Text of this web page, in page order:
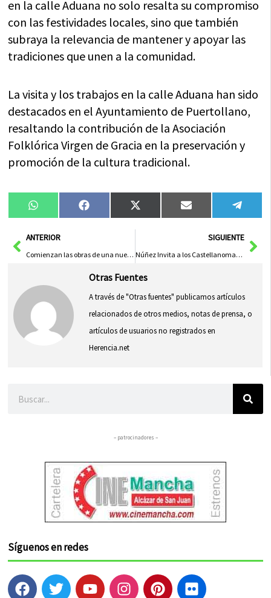
en la calle Aduana no solo resalta su compromiso
con las festividades locales, sino que también
subraya la relevancia de mantener y apoyar las
tradiciones que unen a la comunidad.
La visita y los trabajos en la calle Aduana han sido
destacados en el Ayuntamiento de Puertollano,
resaltando la contribución de la Asociación
Folklórica Virgen de Gracia en la preservación y
promoción de la cultura tradicional.
Compartir
en
WhatsAppCompartir
en
FacebookCompartir
en
X
(Twitter)
Compartir
en
Email
en
AntANTERIOR
Comienzan las obras de una nueva pista de pádel acristalada en Herencia
SIGUIENTE
Núñez Invita a los Castellanomanchegos a Gozar de la Feria de Albacete, «La Mejor de España»
Otras Fuentes
A través de "Otras fuentes" publicamos artículos
relacionados de otros medios, notas de prensa, o
artículos de usuarios no registrados en
Herencia.net
– patrocinadores –
Síguenos en redes
F T Y I P F